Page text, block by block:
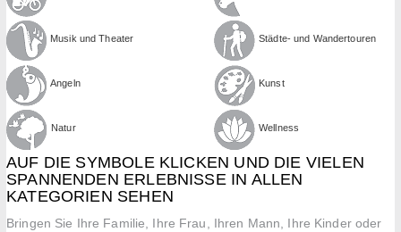
Musik und Theater Städte- und Wandertouren
Angeln Kunst
Natur Wellness
AUF DIE SYMBOLE KLICKEN UND DIE VIELEN
SPANNENDEN ERLEBNISSE IN ALLEN
KATEGORIEN SEHEN
Bringen Sie Ihre Familie, Ihre Frau, Ihren Mann, Ihre Kinder oder